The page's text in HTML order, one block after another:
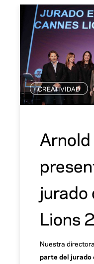
CREATIVIDAD
jurado
Lions
Nuestra
parte del jurado